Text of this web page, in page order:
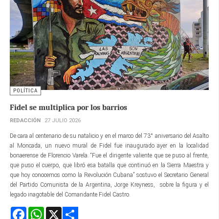
POLÍTICA
Fidel se multiplica por los barrios
REDACCIÓN 27 JULIO 2026
De cara al centenario de su natalicio y en el marco del 73° aniversario del Asalto
al Moncada, un nuevo mural de Fidel fue inaugurado ayer en la localidad
bonaerense de Florencio Varela. “Fue el dirigente valiente que se puso al frente,
que puso el cuerpo, que libró esa batalla que continuó en la Sierra Maestra y
que hoy conocemos como la Revolución Cubana” sostuvo el Secretario General
del Partido Comunista de la Argentina, Jorge Kreyness, sobre la figura y el
legado inagotable del Comandante Fidel Castro.
FacebookWhatsApp